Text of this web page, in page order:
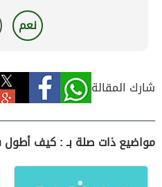
نعم
شارك المقالة
مواضيع ذات صلة بـ : كيف